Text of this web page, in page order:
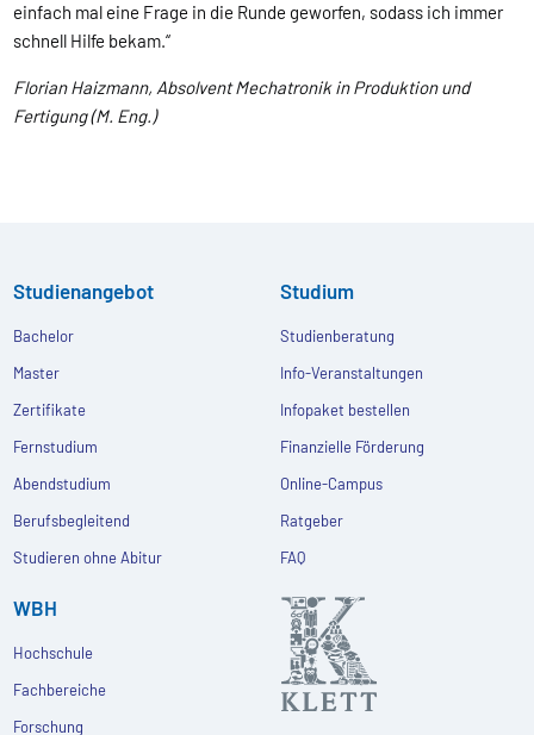
einfach mal eine Frage in die Runde geworfen, sodass ich immer
schnell Hilfe bekam.“
Florian Haizmann, Absolvent Mechatronik in Produktion und
Fertigung (M. Eng.)
Studienangebot
Bachelor
Master
Zertifikate
Fernstudium
Abendstudium
Berufsbegleitend
Studieren ohne Abitur
Studium
Studienberatung
Info-Veranstaltungen
Infopaket bestellen
Finanzielle Förderung
Online-Campus
Ratgeber
FAQ
WBH
Hochschule
Fachbereiche
Forschung